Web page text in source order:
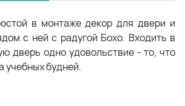
в монтаже декор для двери и
с ней с радугой Бохо. Входить в
дверь одно удовольствие - то, что
учебных будней.